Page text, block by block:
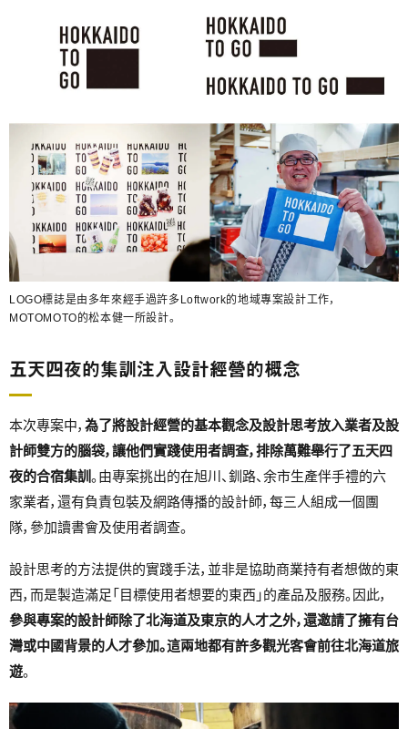
LOGO標誌是由多年來經手過許多Loftwork的地域專案設計工作，
MOTOMOTO的松本健一所設計。
五天四夜的集訓注入設計經營的概念
本次專案中， 為了將設計經營的基本觀念及設計思考放入業者及設
計師雙方的腦袋，讓他們實踐使用者調查，排除萬難舉行了五天四
夜的合宿集訓 。由專案挑出的在旭川、釧路、余市生產伴手禮的六
家業者，還有負責包裝及網路傳播的設計師，每三人組成一個團
隊，參加讀書會及使用者調查。
設計思考的方法提供的實踐手法，並非是協助商業持有者想做的東
西，而是製造滿足「目標使用者想要的東西」的產品及服務。因此，
參與專案的設計師除了北海道及東京的人才之外，還邀請了擁有台
灣或中國背景的人才參加。這兩地都有許多觀光客會前往北海道旅
遊。